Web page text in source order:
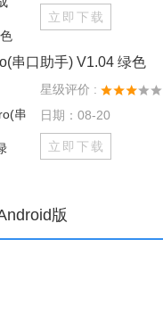
立即下载
串口助手) V1.04 绿色
星级评价 :
日期：08-20
立即下载
版